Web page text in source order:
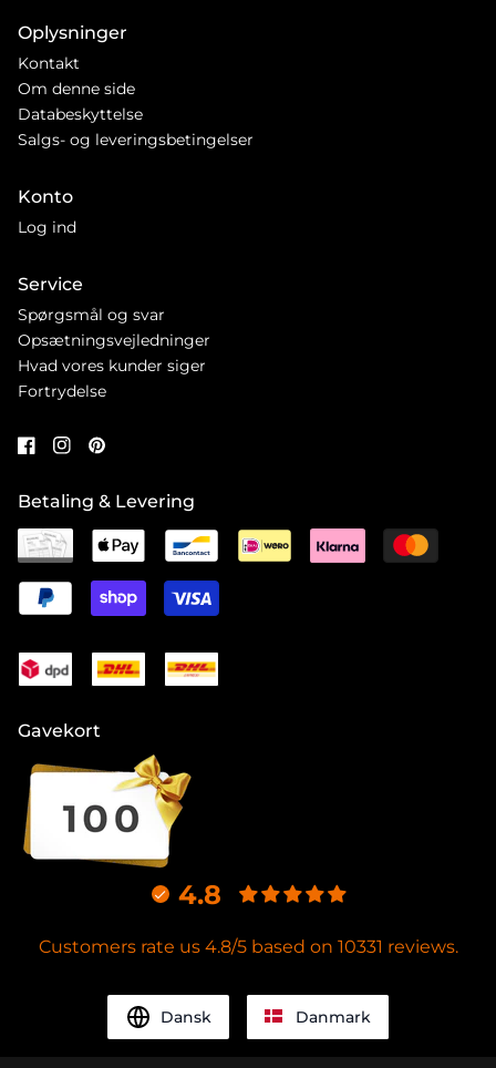
Oplysninger
Kontakt
Om denne side
Databeskyttelse
Salgs- og leveringsbetingelser
Konto
Log ind
Service
Spørgsmål og svar
Opsætningsvejledninger
Hvad vores kunder siger
Fortrydelse
Betaling & Levering
Gavekort
4.8
Customers rate us 4.8/5 based on 10331 reviews.
Dansk Danmark